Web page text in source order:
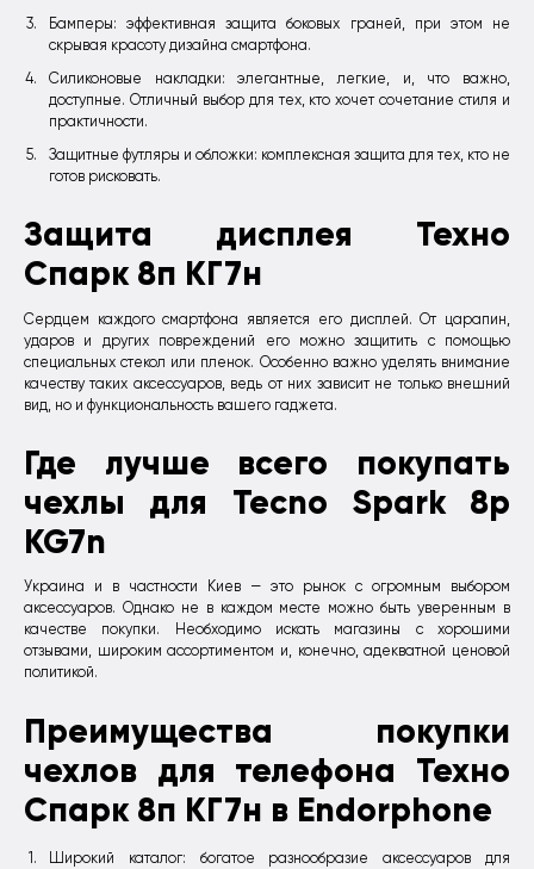
Бамперы: эффективная защита боковых граней, при этом не
скрывая красоту дизайна смартфона.
Силиконовые накладки: элегантные, легкие, и, что важно,
доступные. Отличный выбор для тех, кто хочет сочетание стиля и
практичности.
Защитные футляры и обложки: комплексная защита для тех, кто не
готов рисковать.
Защита дисплея Техно
Спарк 8п КГ7н
Сердцем каждого смартфона является его дисплей. От царапин,
ударов и других повреждений его можно защитить с помощью
специальных стекол или пленок. Особенно важно уделять внимание
качеству таких аксессуаров, ведь от них зависит не только внешний
вид, но и функциональность вашего гаджета.
Где лучше всего покупать
чехлы для Tecno Spark 8p
KG7n
Украина и в частности Киев — это рынок с огромным выбором
аксессуаров. Однако не в каждом месте можно быть уверенным в
качестве покупки. Необходимо искать магазины с хорошими
отзывами, широким ассортиментом и, конечно, адекватной ценовой
политикой.
Преимущества покупки
чехлов для телефона Техно
Спарк 8п КГ7н в Еndorphone
Широкий каталог: богатое разнообразие аксессуаров для